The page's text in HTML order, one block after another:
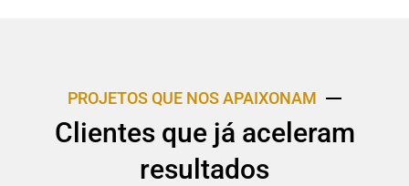
PROJETOS QUE NOS APAIXONAM
Clientes que já aceleram
resultados